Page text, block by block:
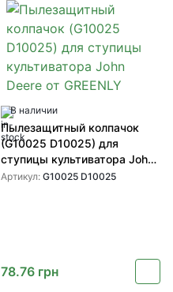
В наличии
Пылезащитный колпачок
(G10025 D10025) для
ступицы культиватора John
Deere от GREENLY
Артикул: G10025 D10025
78.76 грн